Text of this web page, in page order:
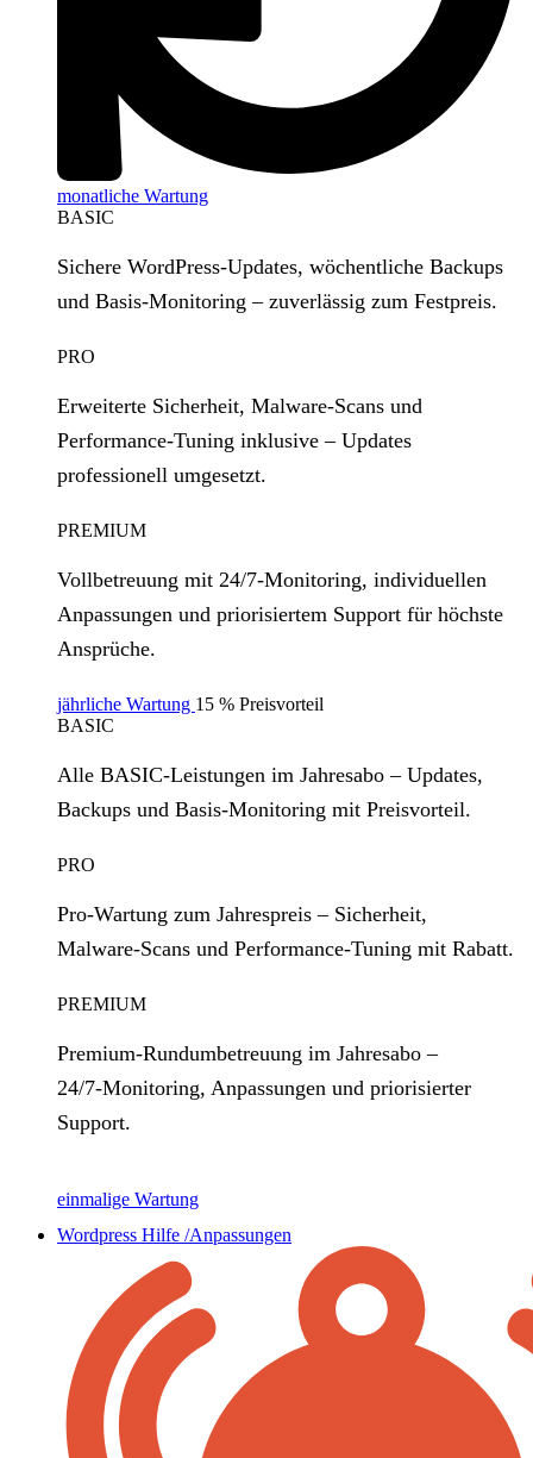
monatliche Wartung
BASIC
Sichere WordPress‑Updates, wöchentliche Backups
und Basis‑Monitoring – zuverlässig zum Festpreis.
PRO
Erweiterte Sicherheit, Malware‑Scans und
Performance‑Tuning inklusive – Updates
professionell umgesetzt.
PREMIUM
Vollbetreuung mit 24/7‑Monitoring, individuellen
Anpassungen und priorisiertem Support für höchste
Ansprüche.
jährliche Wartung 15 % Preisvorteil
BASIC
Alle BASIC‑Leistungen im Jahresabo – Updates,
Backups und Basis‑Monitoring mit Preisvorteil.
PRO
Pro‑Wartung zum Jahrespreis – Sicherheit,
Malware‑Scans und Performance‑Tuning mit Rabatt.
PREMIUM
Premium‑Rundumbetreuung im Jahresabo –
24/7‑Monitoring, Anpassungen und priorisierter
Support.
einmalige Wartung
Wordpress Hilfe /Anpassungen